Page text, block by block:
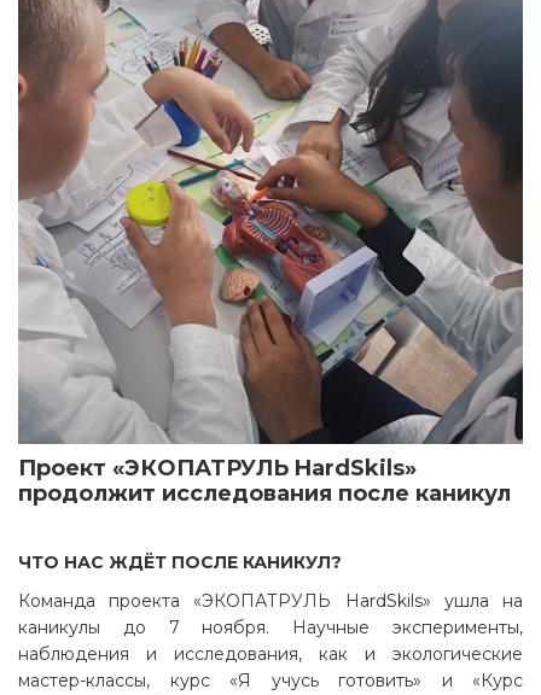
Проект «ЭКОПАТРУЛЬ HardSkils»
продолжит исследования после каникул
ЧТО НАС ЖДЁТ ПОСЛЕ КАНИКУЛ?
Команда проекта «ЭКОПАТРУЛЬ HardSkils» ушла на
каникулы до 7 ноября. Научные эксперименты,
наблюдения и исследования, как и экологические
мастер-классы, курс «Я учусь готовить» и «Курс